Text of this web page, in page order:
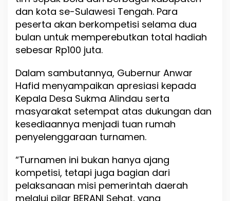
a
S
p
o
t
v
i
t
a
s
d
a
M
K
M
dan kota se-Sulawesi Tengah. Para
peserta akan berkompetisi selama dua
bulan untuk memperebutkan total hadiah
sebesar Rp100 juta.
Dalam sambutannya, Gubernur Anwar
Hafid menyampaikan apresiasi kepada
Kepala Desa Sukma Alindau serta
masyarakat setempat atas dukungan dan
kesediaannya menjadi tuan rumah
penyelenggaraan turnamen.
“Turnamen ini bukan hanya ajang
kompetisi, tetapi juga bagian dari
pelaksanaan misi pemerintah daerah
melalui pilar BERANI Sehat, yang